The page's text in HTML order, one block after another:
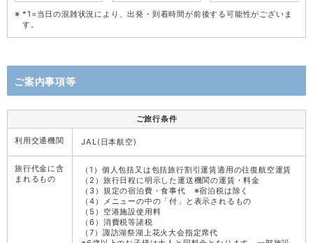
*1=当日の混雑状況により、出発・到着時間が前後する可能性がございま
す。
ご案内事項等
ご旅行条件
利用交通機関 JAL(日本航空)
旅行代金に含
まれるもの
（1）個人包括又は包括旅行割引運賃適用の往復航空運賃
（2）旅行日程に明示した運送機関の運賃・料金
（3）規定の宿泊費・食事代 ※宿泊税は除く
（4）メニューの中の「付」と表示されるもの
（5）空港施設使用料
（6）消費税等諸税
（7）諏訪湖祭湖上花火大会指定席代